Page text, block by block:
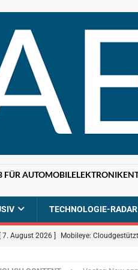
FÜR
TECHNOLOGIE-RADAR
[ 7. August 2026 ] Mobileye: